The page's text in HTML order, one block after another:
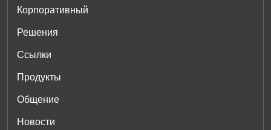
Корпоративный
Решения
Ссылки
Продукты
Общение
Новости